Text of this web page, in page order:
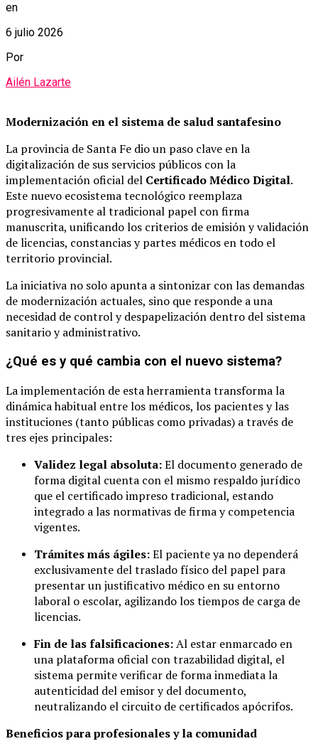
en
6 julio 2026
Por
Ailén Lazarte
Modernización en el sistema de salud santafesino
La provincia de Santa Fe dio un paso clave en la
digitalización de sus servicios públicos con la
implementación oficial del Certificado Médico Digital.
Este nuevo ecosistema tecnológico reemplaza
progresivamente al tradicional papel con firma
manuscrita, unificando los criterios de emisión y validación
de licencias, constancias y partes médicos en todo el
territorio provincial.
La iniciativa no solo apunta a sintonizar con las demandas
de modernización actuales, sino que responde a una
necesidad de control y despapelización dentro del sistema
sanitario y administrativo.
¿Qué es y qué cambia con el nuevo sistema?
La implementación de esta herramienta transforma la
dinámica habitual entre los médicos, los pacientes y las
instituciones (tanto públicas como privadas) a través de
tres ejes principales:
Validez legal absoluta:El documento generado de
forma digital cuenta con el mismo respaldo jurídico
que el certificado impreso tradicional, estando
integrado a las normativas de firma y competencia
vigentes.
Trámites más ágiles:El paciente ya no dependerá
exclusivamente del traslado físico del papel para
presentar un justificativo médico en su entorno
laboral o escolar, agilizando los tiempos de carga de
licencias.
Fin de las falsificaciones:Al estar enmarcado en
una plataforma oficial con trazabilidad digital, el
sistema permite verificar de forma inmediata la
autenticidad del emisor y del documento,
neutralizando el circuito de certificados apócrifos.
Beneficios para profesionales y la comunidad